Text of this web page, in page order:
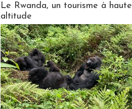
Le Rwanda, un tourisme à haute
altitude